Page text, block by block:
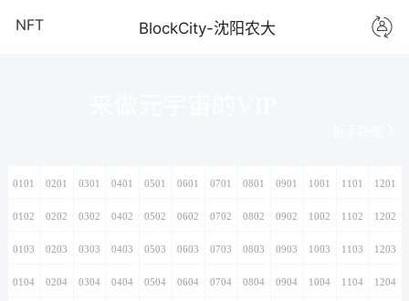
NFT BlockCity-沈阳农大
0101 0201 0301 0401 0501 0601 0701 0801 0901 1001 1101 1201
0102 0202 0302 0402 0502 0602 0702 0802 0902 1002 1102 1202
0103 0203 0303 0403 0503 0603 0703 0803 0903 1003 1103 1203
0104 0204 0304 0404 0504 0604 0704 0804 0904 1004 1104 1204